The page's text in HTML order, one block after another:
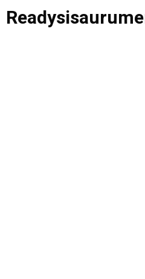
Saltar
al